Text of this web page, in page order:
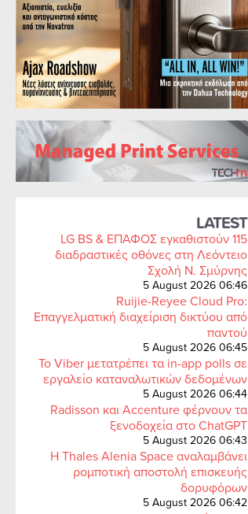
LATEST
LG BS & ΕΠΑΦΟΣ εγκαθιστούν 115
διαδραστικές οθόνες στη Λεόντειο
Σχολή Ν. Σμύρνης
5 August 2026 06:46
Ruijie-Reyee Cloud Pro:
Επαγγελματική διαχείριση δικτύου από
παντού
5 August 2026 06:45
Το Viber μετατρέπει τα in-app polls σε
εργαλείο καταναλωτικών δεδομένων
5 August 2026 06:44
Radisson και Accenture φέρνουν τα
ξενοδοχεία στο ChatGPT
5 August 2026 06:43
Η Thales Alenia Space αναλαμβάνει
ρομποτική αποστολή επισκευής
δορυφόρων
5 August 2026 06:42